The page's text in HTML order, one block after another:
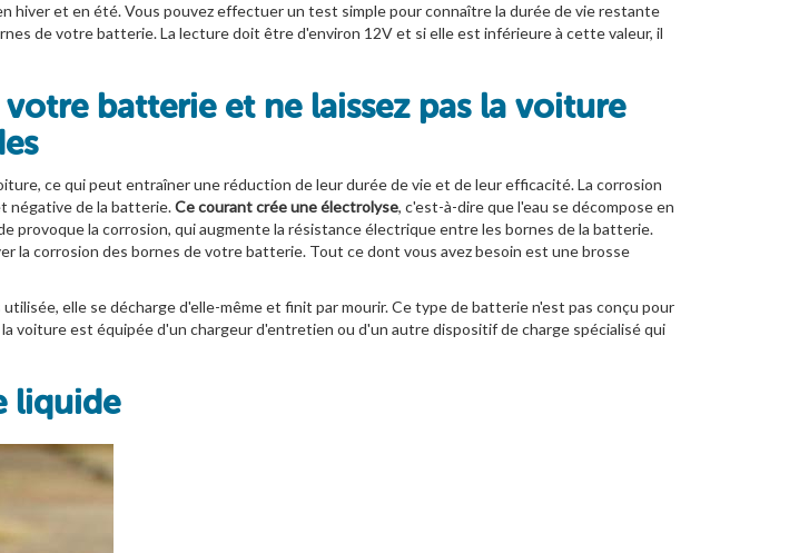
hiver et en été. Vous pouvez effectuer un test simple pour connaître la durée de vie restante
de votre batterie. La lecture doit être d'environ 12V et si elle est inférieure à cette valeur, il
batterie et ne laissez pas la voiture
ce qui peut entraîner une réduction de leur durée de vie et de leur efficacité. La corrosion
négative de la batterie.Ce courant crée une électrolyse, c'est-à-dire que l'eau se décompose en
provoque la corrosion, qui augmente la résistance électrique entre les bornes de la batterie.
la corrosion des bornes de votre batterie. Tout ce dont vous avez besoin est une brosse
elle se décharge d'elle-même et finit par mourir. Ce type de batterie n'est pas conçu pour
voiture est équipée d'un chargeur d'entretien ou d'un autre dispositif de charge spécialisé qui
liquide
au meilleur moment !
changement de prix.